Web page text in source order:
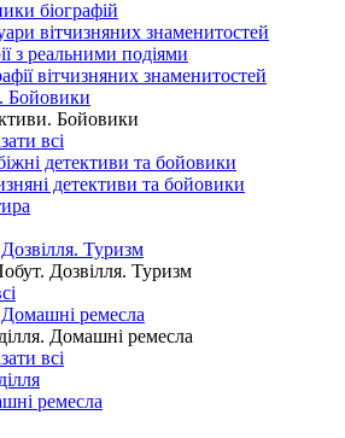
біографій
вітчизняних знаменитостей
з реальними подіями
вітчизняних знаменитостей
Бойовики
Бойовики
всі
детективи та бойовики
детективи та бойовики
Туризм
Дозвілля. Туризм
Домашні ремесла
Домашні ремесла
всі
ремесла